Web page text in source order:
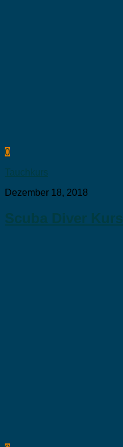
0
Tauchkurs
Dezember 18, 2018
Scuba Diver Kurs